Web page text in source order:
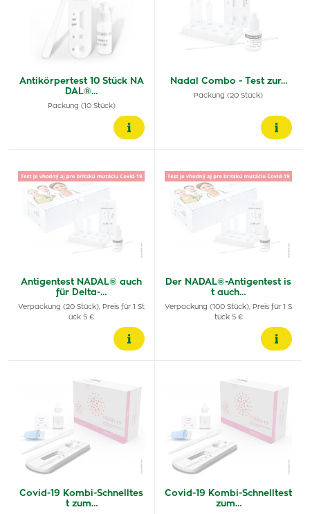
Antikörpertest 10 Stück NA
DAL®…
Packung (10 Stück)
Nadal Combo - Test zur…
Packung (20 Stück)
Antigentest NADAL® auch
für Delta-…
Verpackung (20 Stück), Preis für 1 St
ück 5 €
Der NADAL®-Antigentest is
t auch…
Verpackung (100 Stück), Preis für 1 S
tück 5 €
Covid-19 Kombi-Schnelltes
t zum…
Covid-19 Kombi-Schnelltest
zum…